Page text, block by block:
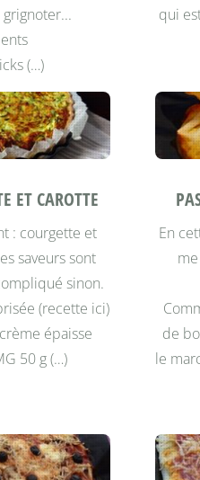
(…)
qui
ET CAROTTE
: courgette et
saveurs sont
sinon.
(recette ici)
épaisse
50 g (…)
En
de
le